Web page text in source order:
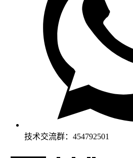
技术交流群：454792501